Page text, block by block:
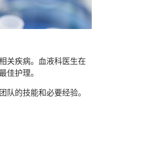
关疾病。血液科医生在
佳护理。
队的技能和必要经验。